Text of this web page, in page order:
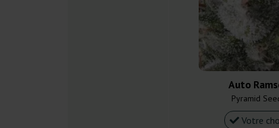
Auto
Pyramid
Votre